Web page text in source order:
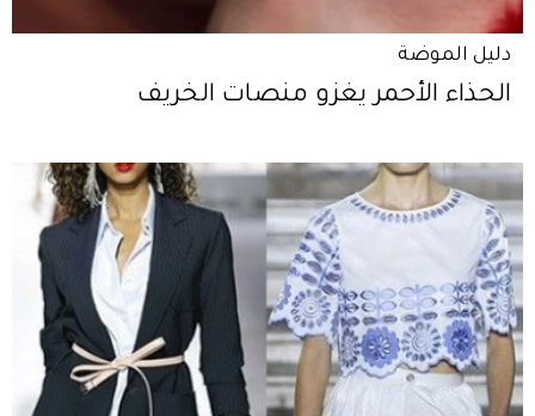
دليل الموضة
الحذاء الأحمر يغزو منصات الخريف